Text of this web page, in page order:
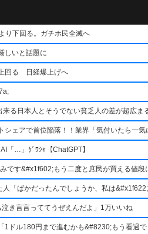
り下回る。ガチホ民全滅へ
しいと話題に
回る 日経爆上げへ
る日本人とそうでない貧乏人の差が超広ま
シェアで首位陥落！！業界「気付いたら一
…」ｸﾞﾜｼｬ【ChatGPT】
です&#x1f602;もう二度と庶民が買える値
「ばかだったんでしょうか、私は&#x1f622;
き言言っててうぜえんだよ」1万いいね
ドル180円まで進むかも&#8230;もう看過で